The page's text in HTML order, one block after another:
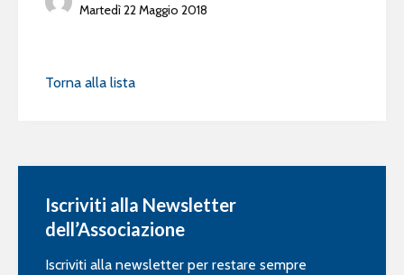
Martedì 22 Maggio 2018
Torna alla lista
Iscriviti alla Newsletter
dell’Associazione
Iscriviti alla newsletter per restare sempre